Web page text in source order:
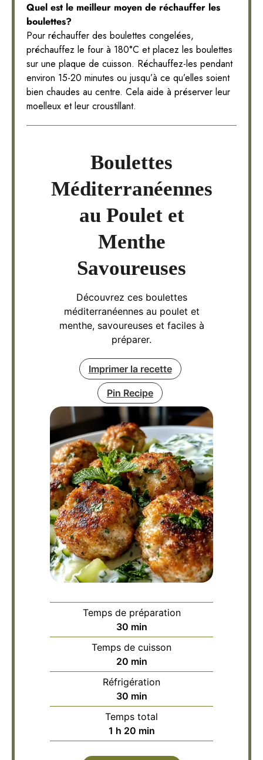
Quel est le meilleur moyen de réchauffer les
boulettes?
Pour réchauffer des boulettes congelées,
préchauffez le four à 180°C et placez les boulettes
sur une plaque de cuisson. Réchauffez-les pendant
environ 15-20 minutes ou jusqu’à ce qu’elles soient
bien chaudes au centre. Cela aide à préserver leur
moelleux et leur croustillant.
Boulettes
Méditerranéennes
au Poulet et
Menthe
Savoureuses
Découvrez ces boulettes
méditerranéennes au poulet et
menthe, savoureuses et faciles à
préparer.
Imprimer la recette
Pin Recipe
Temps de préparation
30minutes
min
Temps de cuisson
20minutes
min
Réfrigération
30minutes
min
Temps total
1 heure
h 20minutes
min